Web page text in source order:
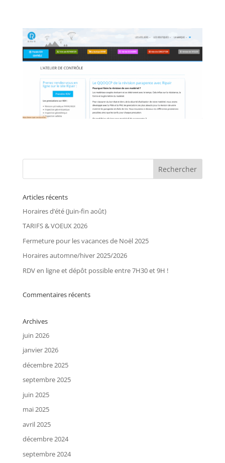
Articles récents
Horaires d’été (Juin-fin août)
TARIFS & VOEUX 2026
Fermeture pour les vacances de Noël 2025
Horaires automne/hiver 2025/2026
RDV en ligne et dépôt possible entre 7H30 et 9H !
Commentaires récents
Archives
juin 2026
janvier 2026
décembre 2025
septembre 2025
juin 2025
mai 2025
avril 2025
décembre 2024
septembre 2024